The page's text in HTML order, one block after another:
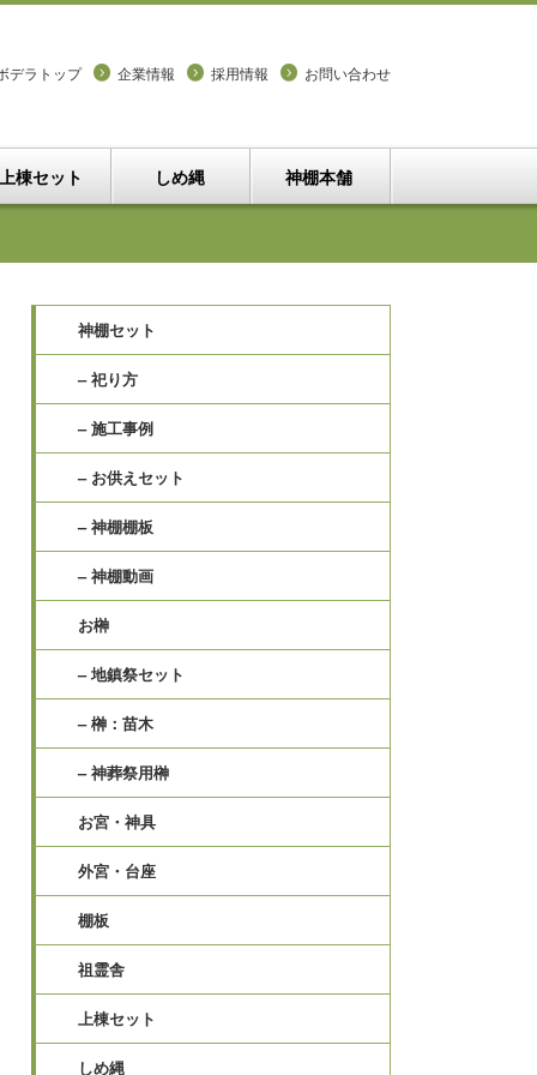
デラトップ 企業情報 採用情報 お問い合わせ
上棟セット しめ縄 神棚本舗
神棚セット
– 祀り方
– 施工事例
– お供えセット
– 神棚棚板
– 神棚動画
お榊
– 地鎮祭セット
– 榊：苗木
– 神葬祭用榊
お宮・神具
外宮・台座
棚板
祖霊舎
上棟セット
しめ縄